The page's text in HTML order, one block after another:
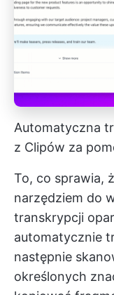
Automatyczna
z Clipów za
To, co sprawia,
narzędziem do
transkrypcji
automatycznie
następnie
określonych